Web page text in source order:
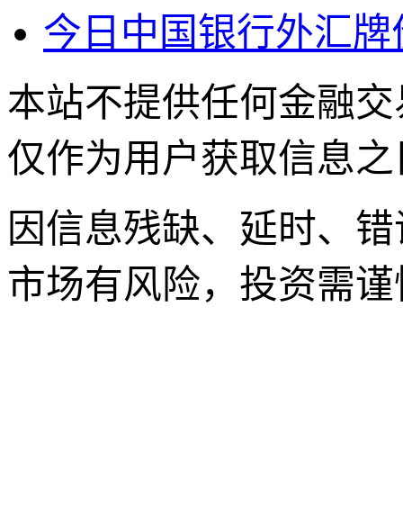
今日中国银行外汇牌
本站不提供任何金融
仅作为用户获取信息
因信息残缺、延时、
市场有风险，投资需